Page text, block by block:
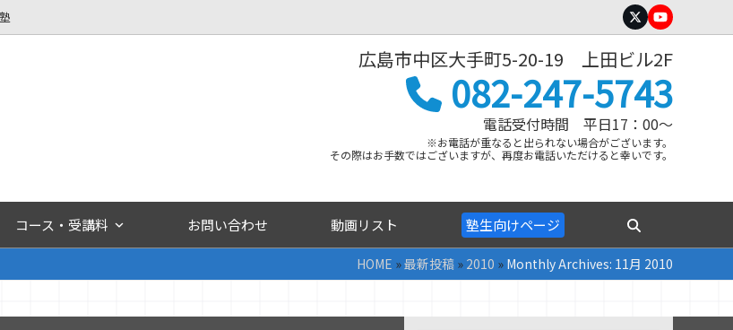
TwitterYouTube
広島市中区大手町5-20-19 上田ビル2F
082-247-5743
電話受付時間 平日17：00～
※お電話が重なると出られない場合がございます。
その際はお手数ではございますが、再度お電話いただけると幸いです。
コース・受講料 お問い合わせ 動画リスト 塾生向けページ
HOME »最新投稿» 2010 » Monthly Archives: 11月 2010